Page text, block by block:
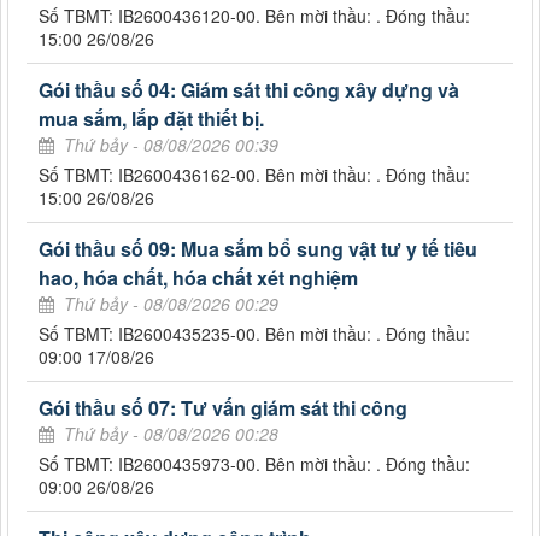
Số TBMT: IB2600436120-00. Bên mời thầu: . Đóng thầu:
15:00 26/08/26
Gói thầu số 04: Giám sát thi công xây dựng và
mua sắm, lắp đặt thiết bị.
Thứ bảy - 08/08/2026 00:39
Số TBMT: IB2600436162-00. Bên mời thầu: . Đóng thầu:
15:00 26/08/26
Gói thầu số 09: Mua sắm bổ sung vật tư y tế tiêu
hao, hóa chất, hóa chất xét nghiệm
Thứ bảy - 08/08/2026 00:29
Số TBMT: IB2600435235-00. Bên mời thầu: . Đóng thầu:
09:00 17/08/26
Gói thầu số 07: Tư vấn giám sát thi công
Thứ bảy - 08/08/2026 00:28
Số TBMT: IB2600435973-00. Bên mời thầu: . Đóng thầu:
09:00 26/08/26